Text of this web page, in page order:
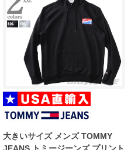
大きいサイズ メンズ TOMMY